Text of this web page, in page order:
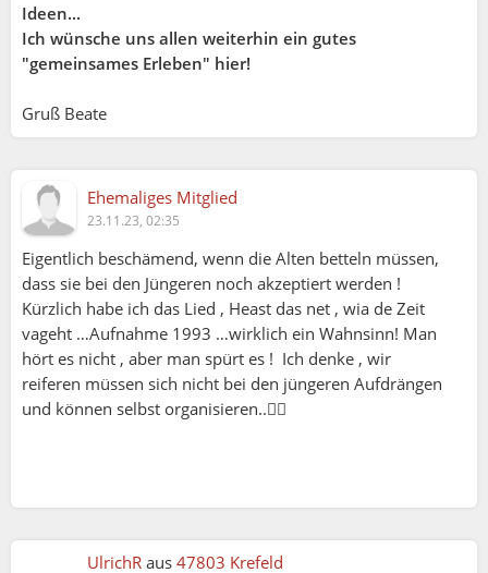
Ideen...
Ich wünsche uns allen weiterhin ein gutes
"gemeinsames Erleben" hier!
Gruß Beate
Ehemaliges Mitglied
23.11.23, 02:35
Eigentlich beschämend, wenn die Alten betteln müssen,
dass sie bei den Jüngeren noch akzeptiert werden !
Kürzlich habe ich das Lied , Heast das net , wia de Zeit
vageht …Aufnahme 1993 …wirklich ein Wahnsinn! Man
hört es nicht , aber man spürt es ! Ich denke , wir
reiferen müssen sich nicht bei den jüngeren Aufdrängen
und können selbst organisieren..🙋‍♂️
UlrichR aus 47803 Krefeld